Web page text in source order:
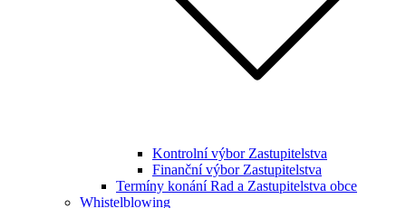
Kontrolní výbor Zastupitelstva
Finanční výbor Zastupitelstva
Termíny konání Rad a Zastupitelstva obce
Whistelblowing